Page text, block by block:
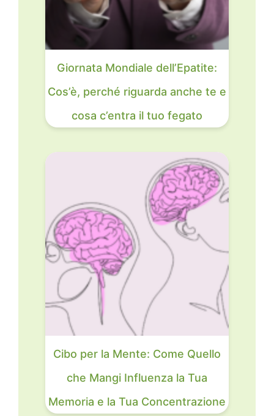
Giornata Mondiale dell’Epatite:
Cos’è, perché riguarda anche te e
cosa c’entra il tuo fegato
Cibo per la Mente: Come Quello
che Mangi Influenza la Tua
Memoria e la Tua Concentrazione